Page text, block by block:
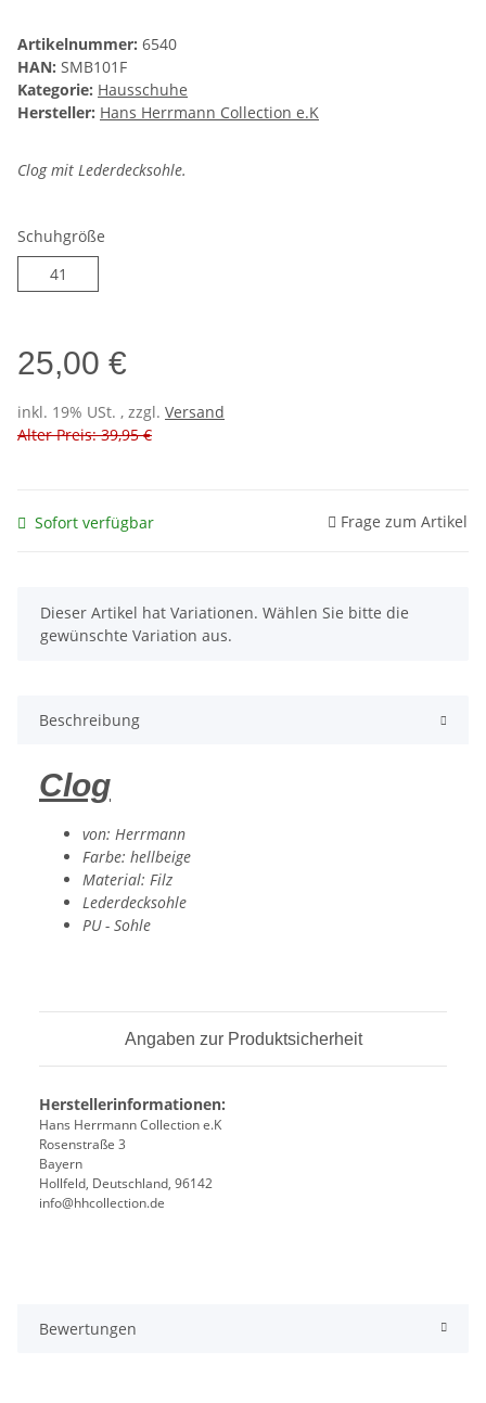
Artikelnummer: 6540
HAN: SMB101F
Kategorie: Hausschuhe
Hersteller: Hans Herrmann Collection e.K
Clog mit Lederdecksohle.
Schuhgröße
41
25,00 €
inkl. 19% USt. , zzgl. Versand
Alter Preis: 39,95 €
Sofort verfügbar Frage zum Artikel
x
Dieser Artikel hat Variationen. Wählen Sie bitte die
gewünschte Variation aus.
Beschreibung
Clog
von: Herrmann
Farbe: hellbeige
Material: Filz
Lederdecksohle
PU - Sohle
Angaben zur Produktsicherheit
Herstellerinformationen:
Hans Herrmann Collection e.K
Rosenstraße 3
Bayern
Hollfeld, Deutschland, 96142
info@hhcollection.de
Bewertungen